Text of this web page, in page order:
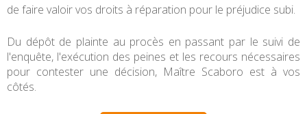
de faire valoir vos droits à réparation pour le préjudice subi.
Du dépôt de plainte au procès en passant par le suivi de
l'enquête, l'exécution des peines et les recours nécessaires
pour contester une décision, Maître Scaboro est à vos
côtés.